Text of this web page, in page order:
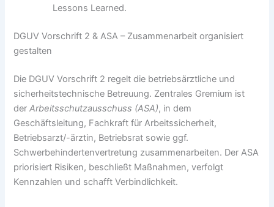
Lessons Learned.
DGUV Vorschrift 2 & ASA – Zusammenarbeit organisiert
gestalten
Die DGUV Vorschrift 2 regelt die betriebsärztliche und
sicherheitstechnische Betreuung. Zentrales Gremium ist
derArbeitsschutzausschuss (ASA), in dem
Geschäftsleitung, Fachkraft für Arbeitssicherheit,
Betriebsarzt/-ärztin, Betriebsrat sowie ggf.
Schwerbehindertenvertretung zusammenarbeiten. Der ASA
priorisiert Risiken, beschließt Maßnahmen, verfolgt
Kennzahlen und schafft Verbindlichkeit.